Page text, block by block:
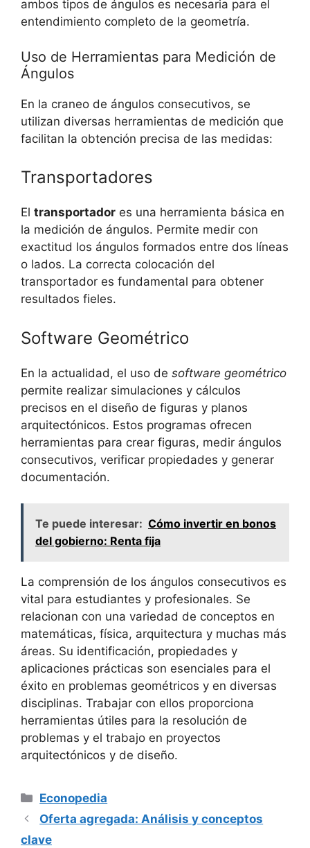
ambos tipos de ángulos es necesaria para el
entendimiento completo de la geometría.
Uso de Herramientas para Medición de
Ángulos
En la craneo de ángulos consecutivos, se
utilizan diversas herramientas de medición que
facilitan la obtención precisa de las medidas:
Transportadores
El transportador es una herramienta básica en
la medición de ángulos. Permite medir con
exactitud los ángulos formados entre dos líneas
o lados. La correcta colocación del
transportador es fundamental para obtener
resultados fieles.
Software Geométrico
En la actualidad, el uso de software geométrico
permite realizar simulaciones y cálculos
precisos en el diseño de figuras y planos
arquitectónicos. Estos programas ofrecen
herramientas para crear figuras, medir ángulos
consecutivos, verificar propiedades y generar
documentación.
Te puede interesar: Cómo invertir en bonos
del gobierno: Renta fija
La comprensión de los ángulos consecutivos es
vital para estudiantes y profesionales. Se
relacionan con una variedad de conceptos en
matemáticas, física, arquitectura y muchas más
áreas. Su identificación, propiedades y
aplicaciones prácticas son esenciales para el
éxito en problemas geométricos y en diversas
disciplinas. Trabajar con ellos proporciona
herramientas útiles para la resolución de
problemas y el trabajo en proyectos
arquitectónicos y de diseño.
Categorías
Econopedia
Oferta agregada: Análisis y conceptos
clave